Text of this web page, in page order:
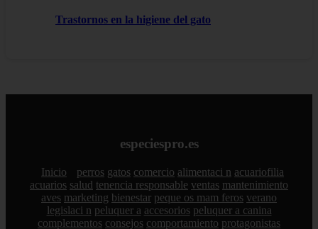
Trastornos en la higiene del gato
especiespro.es
Inicio perros gatos comercio alimentaci n acuariofilia
acuarios salud tenencia responsable ventas mantenimiento
aves marketing bienestar peque os mam feros verano
legislaci n peluquer a accesorios peluquer a canina
complementos consejos comportamiento protagonistas